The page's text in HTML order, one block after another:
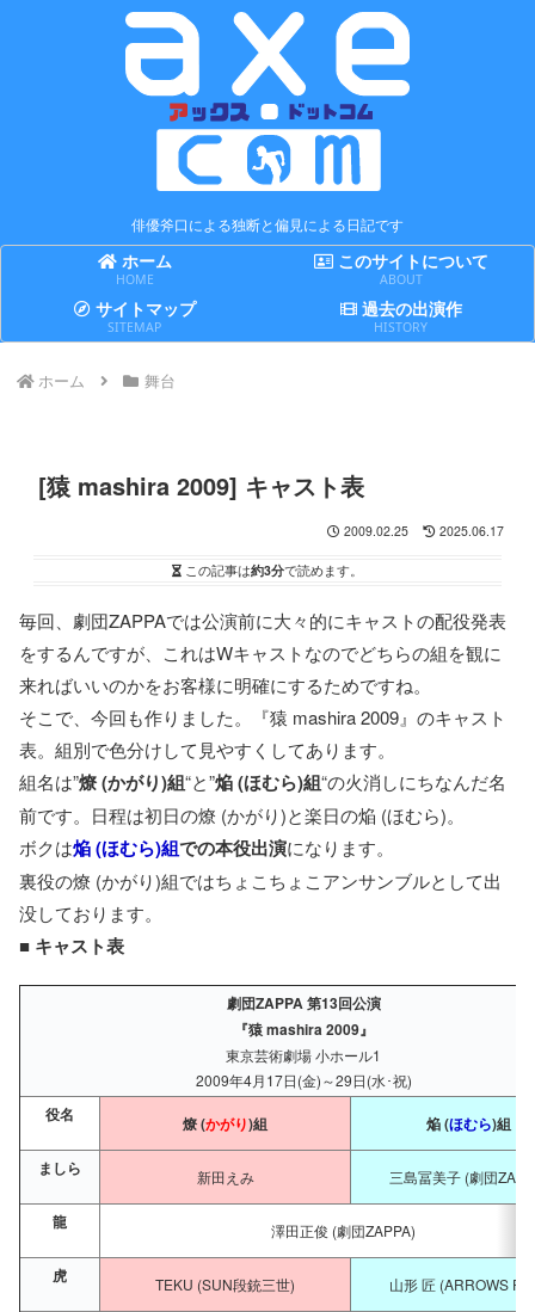
俳優斧口による独断と偏見による日記です
ホーム
HOME
このサイトについて
ABOUT
サイトマップ
SITEMAP
過去の出演作
HISTORY
ホーム 舞台
[猿 mashira 2009] キャスト表
2009.02.25 2025.06.17
この記事は約3分で読めます。
毎回、劇団ZAPPAでは公演前に大々的にキャストの配役発表
をするんですが、これはWキャストなのでどちらの組を観に
来ればいいのかをお客様に明確にするためですね。
そこで、今回も作りました。『猿 mashira 2009』のキャスト
表。組別で色分けして見やすくしてあります。
組名は”燎 (かがり)組“と”焔 (ほむら)組“の火消しにちなんだ名
前です。日程は初日の燎 (かがり)と楽日の焔 (ほむら)。
ボクは焔 (ほむら)組での本役出演になります。
裏役の燎 (かがり)組ではちょこちょこアンサンブルとして出
没しております。
■ キャスト表
劇団ZAPPA 第13回公演
『猿 mashira 2009』
東京芸術劇場 小ホール1
2009年4月17日(金)～29日(水･祝)
役名 燎 (かがり)組 焔 (ほむら)組
ましら 新田えみ 三島冨美子 (劇団
龍 澤田正俊 (劇団ZAPPA)
虎 TEKU (SUN段銃三世) 山形 匠 (ARROWS